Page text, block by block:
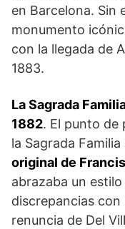
en Barcelona. Sin
monumento
con la llegada de
1883.
La Sagrada
1882. El punto de
la Sagrada
original de
abrazaba un
discrepancias
renuncia de Del